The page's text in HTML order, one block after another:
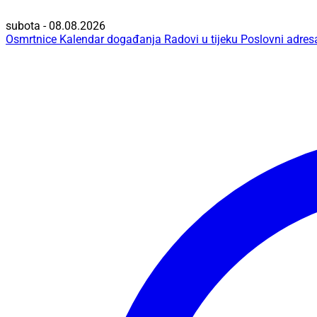
subota - 08.08.2026
Osmrtnice Kalendar događanja Radovi u tijeku Poslovni